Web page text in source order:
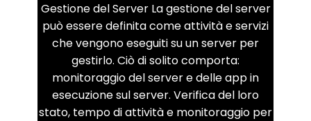
Gestione del Server La gestione del server
può essere definita come attività e servizi
che vengono eseguiti su un server per
gestirlo. Ciò di solito comporta:
monitoraggio del server e delle app in
esecuzione sul server. Verifica del loro
stato, tempo di attività e monitoraggio per